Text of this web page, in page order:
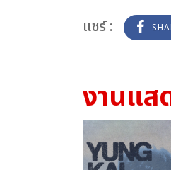
แชร์ :
งานแส